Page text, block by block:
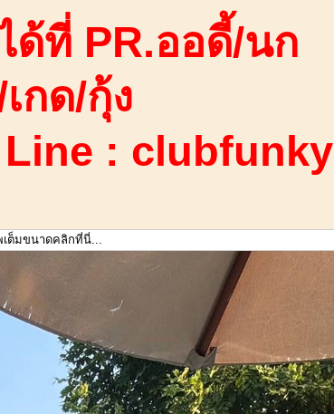
ด้ที่ PR.ออดี้/นก
กด/กุ้ง
Line : clubfunky
ต็มขนาดคลิกที่นี่...